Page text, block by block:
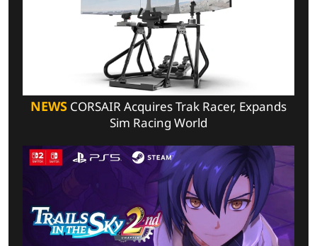
NEWS CORSAIR Acquires Trak Racer, Expands
Sim Racing World